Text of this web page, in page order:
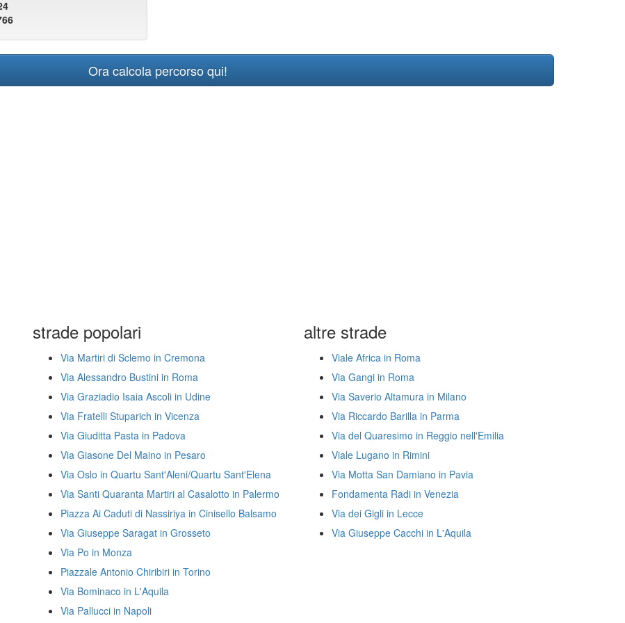
Ora calcola percorso qui!
strade popolari
Via Martiri di Sclemo in Cremona
Via Alessandro Bustini in Roma
Via Graziadio Isaia Ascoli in Udine
Via Fratelli Stuparich in Vicenza
Via Giuditta Pasta in Padova
Via Giasone Del Maino in Pesaro
Via Oslo in Quartu Sant'Aleni/Quartu Sant'Elena
Via Santi Quaranta Martiri al Casalotto in Palermo
Piazza Ai Caduti di Nassiriya in Cinisello Balsamo
Via Giuseppe Saragat in Grosseto
Via Po in Monza
Piazzale Antonio Chiribiri in Torino
Via Bominaco in L'Aquila
Via Pallucci in Napoli
altre strade
Viale Africa in Roma
Via Gangi in Roma
Via Saverio Altamura in Milano
Via Riccardo Barilla in Parma
Via del Quaresimo in Reggio nell'Emilia
Viale Lugano in Rimini
Via Motta San Damiano in Pavia
Fondamenta Radi in Venezia
Via dei Gigli in Lecce
Via Giuseppe Cacchi in L'Aquila